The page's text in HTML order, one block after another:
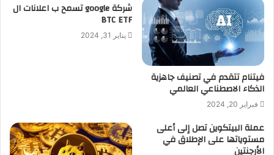
فيتنام تتقدم في تصنيف جاهزية
الذكاء الاصطناعي العالمي
فبراير 20, 2024
شركة google تسمح ب اعلانات ال
BTC ETF
يناير 31, 2024
عملة البيتكوين تصل إلى أعلى
مستوياتها على الإطلاق في
الأرجنتين